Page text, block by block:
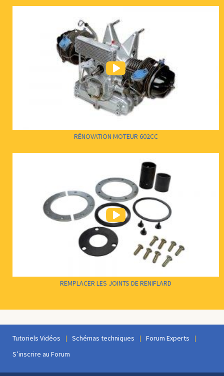
RÉNOVATION MOTEUR 602CC
REMPLACER LES JOINTS DE RENIFLARD
Tutoriels Vidéos Schémas techniques
Forum Experts
S’inscrire au Forum